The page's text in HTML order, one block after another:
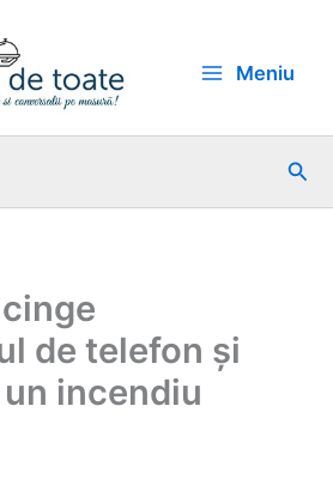
Meniu
de telefon și
incendiu